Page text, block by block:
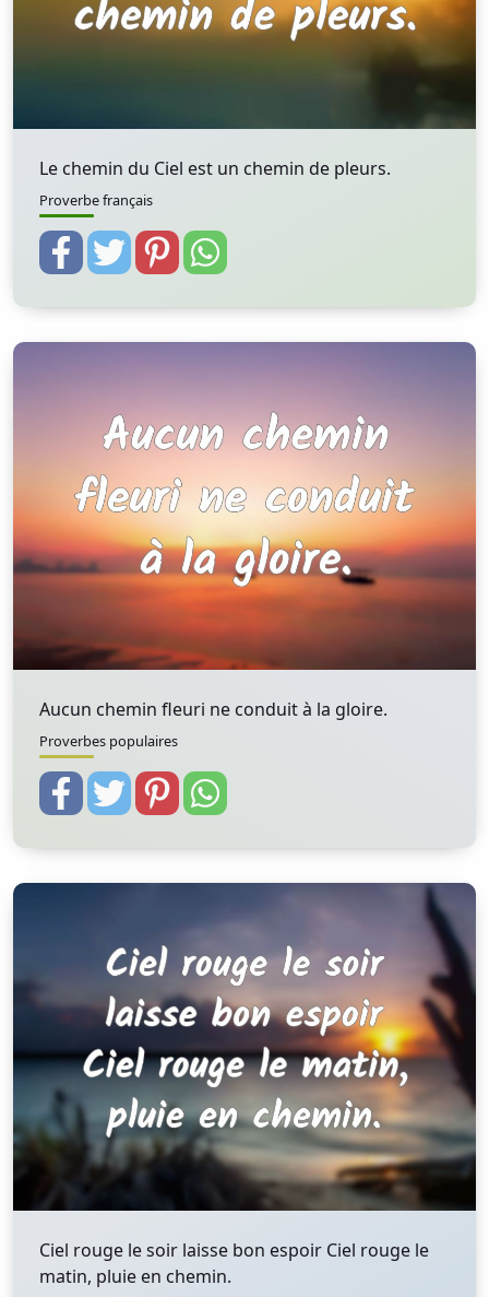
Le chemin du Ciel est un chemin de pleurs.
Proverbe français
Aucun chemin fleuri ne conduit à la gloire.
Proverbes populaires
Ciel rouge le soir laisse bon espoir Ciel rouge le
matin, pluie en chemin.